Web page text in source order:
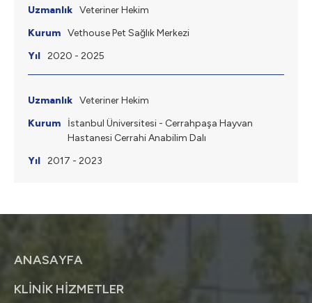
Veteriner Hekim
Vethouse Pet Sağlık Merkezi
2020 - 2025
Veteriner Hekim
İstanbul Üniversitesi - Cerrahpaşa Hayvan
Hastanesi Cerrahi Anabilim Dalı
2017 - 2023
ANASAYFA
KLİNİK HİZMETLER